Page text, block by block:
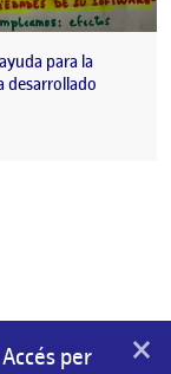
para la
desarrollado
per
×